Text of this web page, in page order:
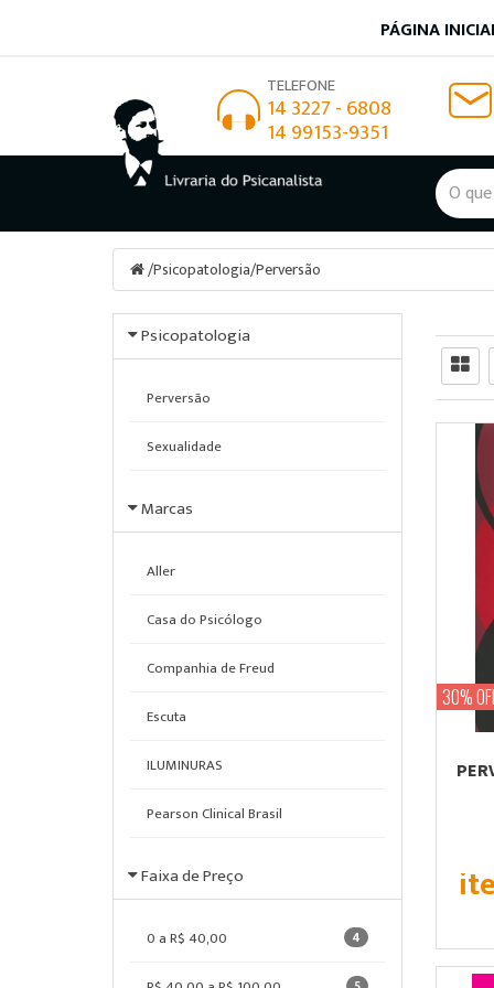
PÁGINA
TELEFONE
14 3227 - 6808
14 99153-9351
/Psicopatologia/Perversão
Psicopatologia
Perversão
Sexualidade
Marcas
Aller
Casa do Psicólogo
Companhia de Freud
Escuta
ILUMINURAS
Pearson Clinical Brasil
Faixa de Preço
0 a R$ 40,00 4
30%